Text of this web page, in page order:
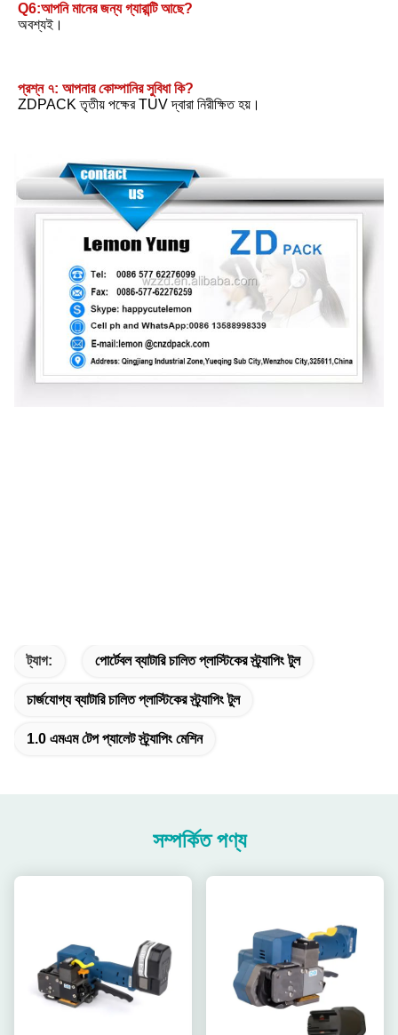
Q6:আপনি মানের জন্য গ্যারান্টি আছে?
অবশ্যই।
প্রশ্ন ৭: আপনার কোম্পানির সুবিধা কি?
ZDPACK তৃতীয় পক্ষের TUV দ্বারা নিরীক্ষিত হয়।
ট্যাগ: পোর্টেবল ব্যাটারি চালিত প্লাস্টিকের স্ট্র্যাপিং টুল
চার্জযোগ্য ব্যাটারি চালিত প্লাস্টিকের স্ট্র্যাপিং টুল
1.0 এমএম টেপ প্যালেট স্ট্র্যাপিং মেশিন
সম্পর্কিত পণ্য